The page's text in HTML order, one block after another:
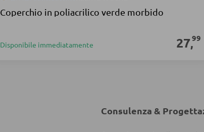
Coperchio in poliacrilico verde morbido
Disponibile immediatamente 27,99
Consulenza &